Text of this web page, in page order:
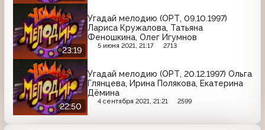
23:19
Угадай мелодию (ОРТ, 09.10.1997)
Лариса Кружалова, Татьяна
Феношкина, Олег Игумнов
5 июня 2021, 21:17 2713
22:50
Угадай мелодию (ОРТ, 20.12.1997) Ольга
Глянцева, Ирина Полякова, Екатерина
Дёмина
4 сентября 2021, 21:21 2599